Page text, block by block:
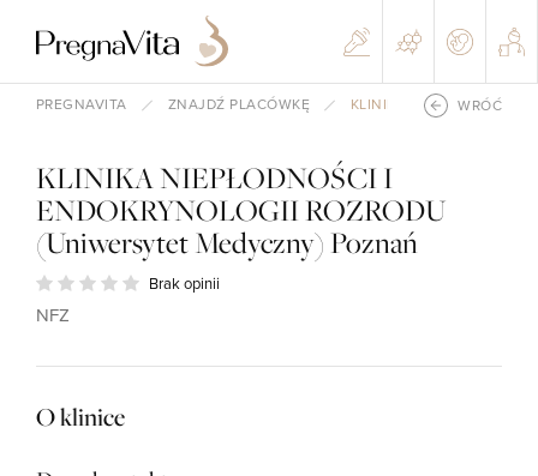
PREGNAVITA ZNAJDŹ PLACÓWKĘ KLINIKA NIEPŁODNOŚCI I
WRÓĆ
KLINIKA NIEPŁODNOŚCI I
ENDOKRYNOLOGII ROZRODU
(Uniwersytet Medyczny) Poznań
NFZ
Brak opinii
O klinice